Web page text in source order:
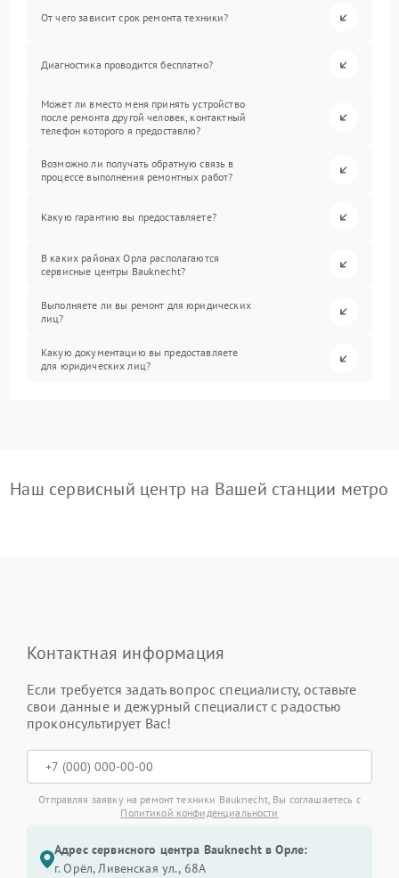
От чего зависит срок ремонта техники?
Диагностика проводится бесплатно?
Может ли вместо меня принять устройство
после ремонта другой человек, контактный
телефон которого я предоставлю?
Возможно ли получать обратную связь в
процессе выполнения ремонтных работ?
Какую гарантию вы предоставляете?
В каких районах Орла располагаются
сервисные центры Bauknecht?
Выполняете ли вы ремонт для юридических
лиц?
Какую документацию вы предоставляете
для юридических лиц?
Наш сервисный центр на Вашей станции метро
Контактная информация
Если требуется задать вопрос специалисту, оставьте
свои данные и дежурный специалист с радостью
проконсультирует Вас!
Отправляя заявку на ремонт техники Bauknecht, Вы соглашаетесь с
Политикой конфиденциальности
Адрес сервисного центра Bauknecht в Орле:
г. Орёл, Ливенская ул., 68А